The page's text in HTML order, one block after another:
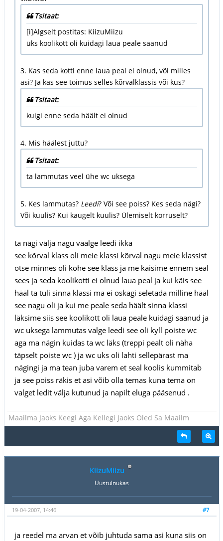
Tsitaat:
[i]Algselt postitas: KiizuMiizu
üks koolikott oli kuidagi laua peale saanud
3. Kas seda kotti enne laua peal ei olnud, või milles
asi? Ja kas see toimus selles kõrvalklassis või kus?
Tsitaat:
kuigi enne seda häält ei olnud
4. Mis häälest juttu?
Tsitaat:
ta lammutas veel ühe wc uksega
5. Kes lammutas? Leedi? Või see poiss? Kes seda nägi?
Või kuulis? Kui kaugelt kuulis? Ülemiselt korruselt?
ta nägi välja nagu vaalge leedi ikka
see kõrval klass oli meie klassi kõrval nagu meie klassist
otse minnes oli kohe see klass ja me käisime ennem seal
sees ja seda koolikotti ei olnud laua peal ja kui käis see
hääl ta tuli sinna klassi ma ei oskagi seletada milline hääl
see nagu oli ja kui me peale seda häält sinna klassi
läksime siis see koolikott oli laua peale kuidagi saanud ja
wc uksega lammutas valge leedi see oli kyll poiste wc
aga ma nägin kuidas ta wc läks (treppi pealt oli näha
täpselt poiste wc ) ja wc uks oli lahti sellepärast ma
nägingi ja ma tean juba varem et seal koolis kummitab
ja see poiss räkis et asi võib olla temas kuna tema on
valget ledit välja kutunud ja napilt eluga pääsenud .
Maailma Jaoks Keegi Aga Kellegi Jaoks Oled Sa Maailm
KiizuMiizu
Uustulnukas
#7
19-04-2007, 14:46
ja reedel ma arvan et võib juhtuda sama asi kuna siis on